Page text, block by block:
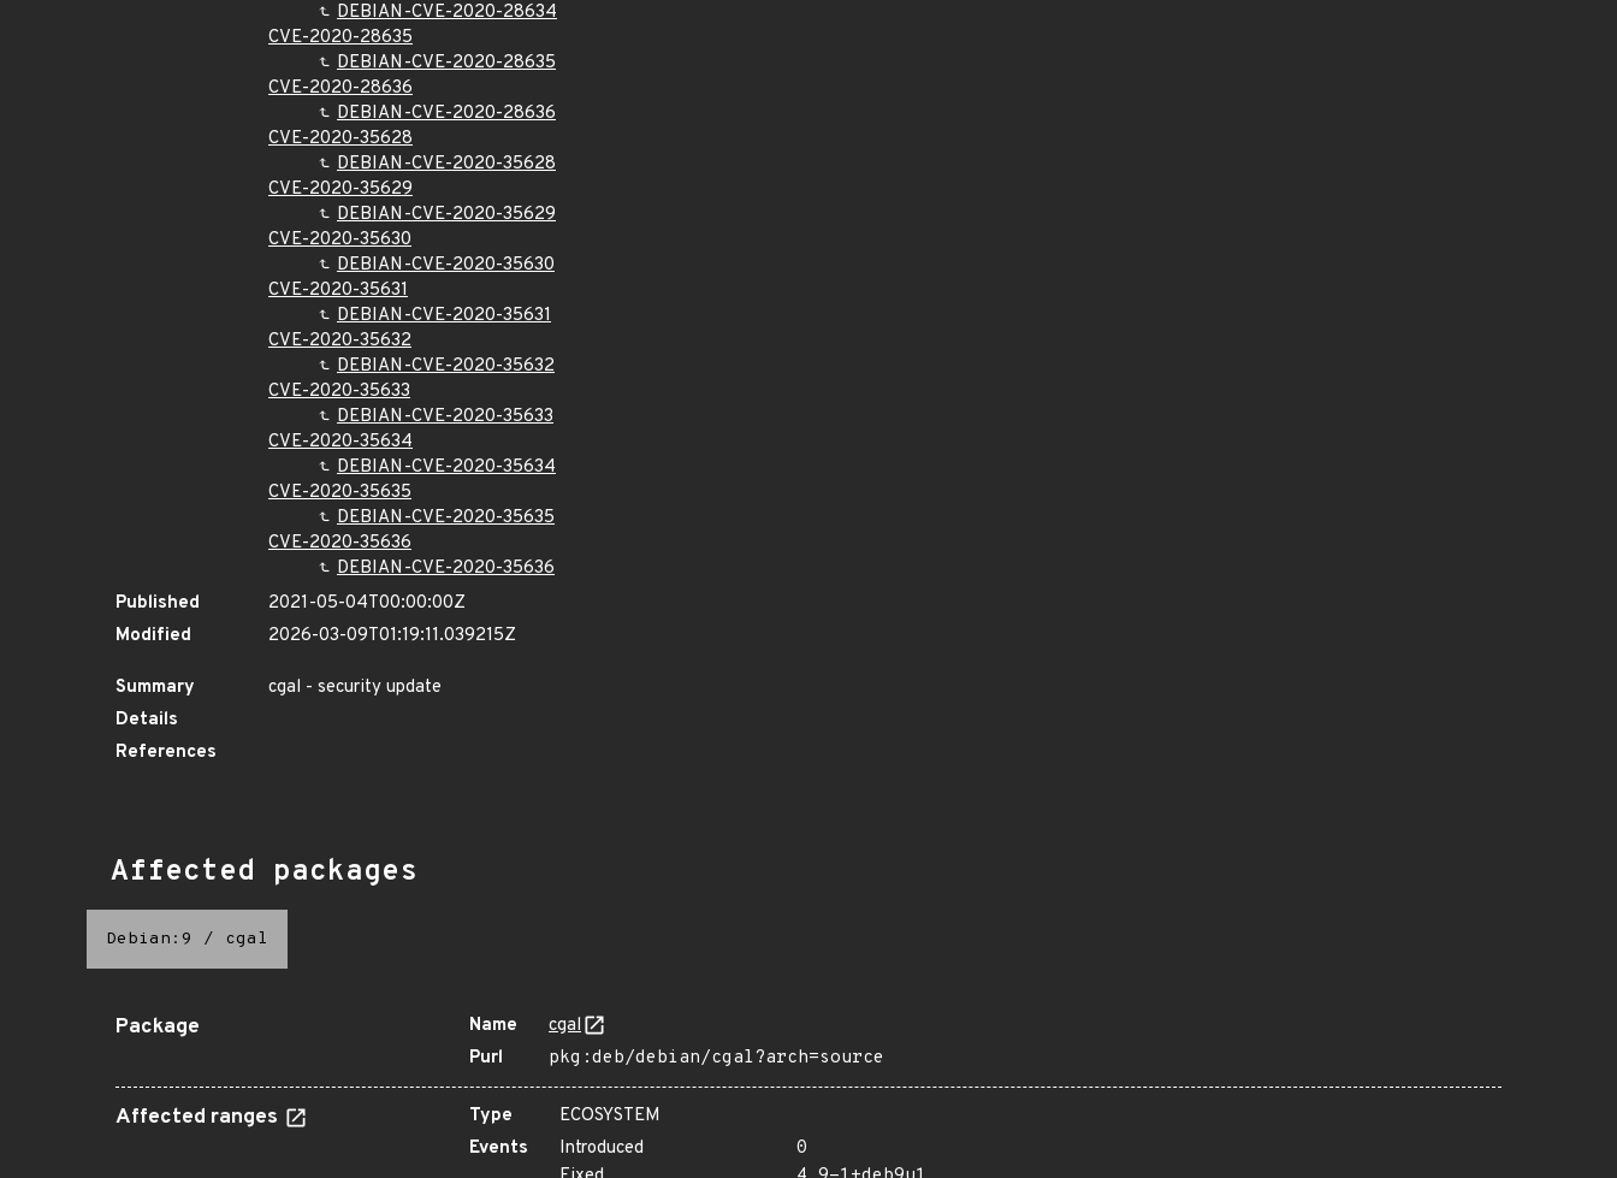
DEBIAN-CVE-2020-28634
CVE-2020-28635
DEBIAN-CVE-2020-28635
CVE-2020-28636
DEBIAN-CVE-2020-28636
CVE-2020-35628
DEBIAN-CVE-2020-35628
CVE-2020-35629
DEBIAN-CVE-2020-35629
CVE-2020-35630
DEBIAN-CVE-2020-35630
CVE-2020-35631
DEBIAN-CVE-2020-35631
CVE-2020-35632
DEBIAN-CVE-2020-35632
CVE-2020-35633
DEBIAN-CVE-2020-35633
CVE-2020-35634
DEBIAN-CVE-2020-35634
CVE-2020-35635
DEBIAN-CVE-2020-35635
CVE-2020-35636
DEBIAN-CVE-2020-35636
Published
2021-05-04T00:00:00Z
Modified
2026-03-09T01:19:11.039215Z
Summary
cgal - security update
Details
References
Affected packages
Debian:9 / cgal
Package Name
cgal
Purl
pkg:deb/debian/cgal?arch=source
Affected ranges Type
ECOSYSTEM
Events
Introduced
0